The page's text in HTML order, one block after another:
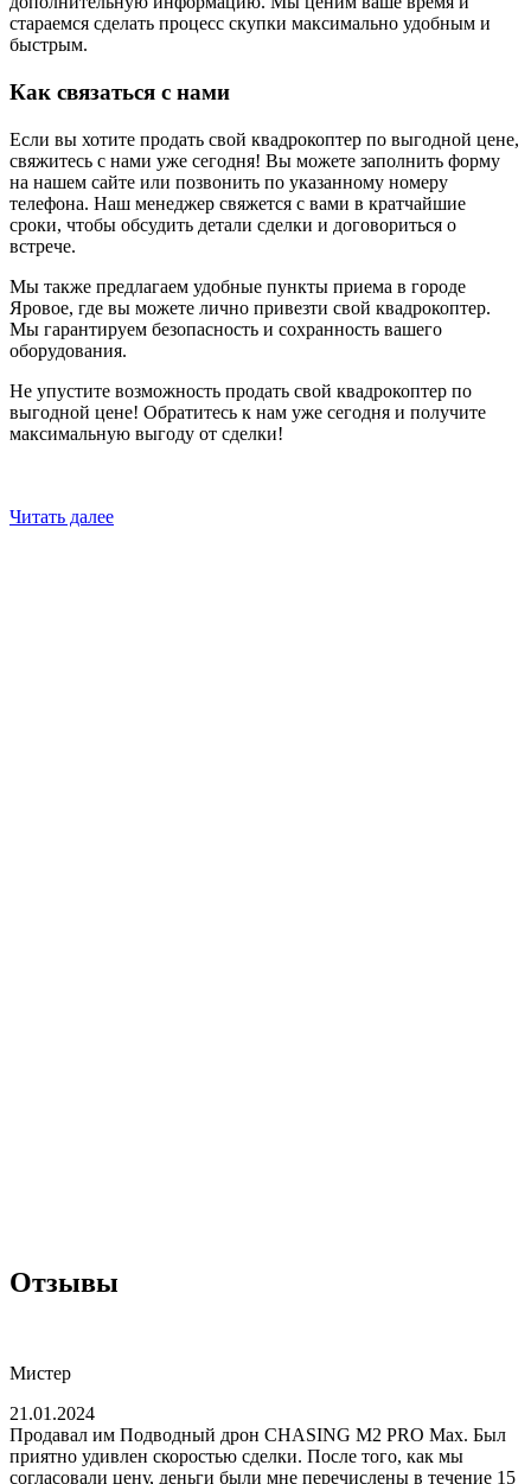
стараемся сделать процесс скупки максимально удобным и
быстрым.
Как связаться с нами
Если вы хотите продать свой квадрокоптер по выгодной цене,
свяжитесь с нами уже сегодня! Вы можете заполнить форму
на нашем сайте или позвонить по указанному номеру
телефона. Наш менеджер свяжется с вами в кратчайшие
сроки, чтобы обсудить детали сделки и договориться о
встрече.
Мы также предлагаем удобные пункты приема в городе
Яровое, где вы можете лично привезти свой квадрокоптер.
Мы гарантируем безопасность и сохранность вашего
оборудования.
Не упустите возможность продать свой квадрокоптер по
выгодной цене! Обратитесь к нам уже сегодня и получите
максимальную выгоду от сделки!
Читать далее
Отзывы
Мистер
21.01.2024
Продавал им Подводный дрон CHASING M2 PRO Max. Был
приятно удивлен скоростью сделки. После того, как мы
согласовали цену, деньги были мне перечислены в течение 15